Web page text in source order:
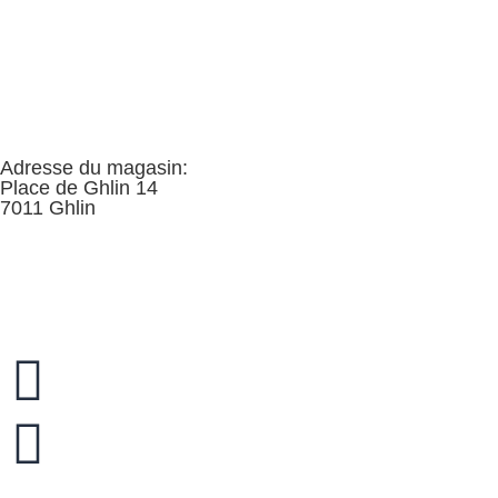
Adresse du magasin:
Place de Ghlin 14
7011 Ghlin